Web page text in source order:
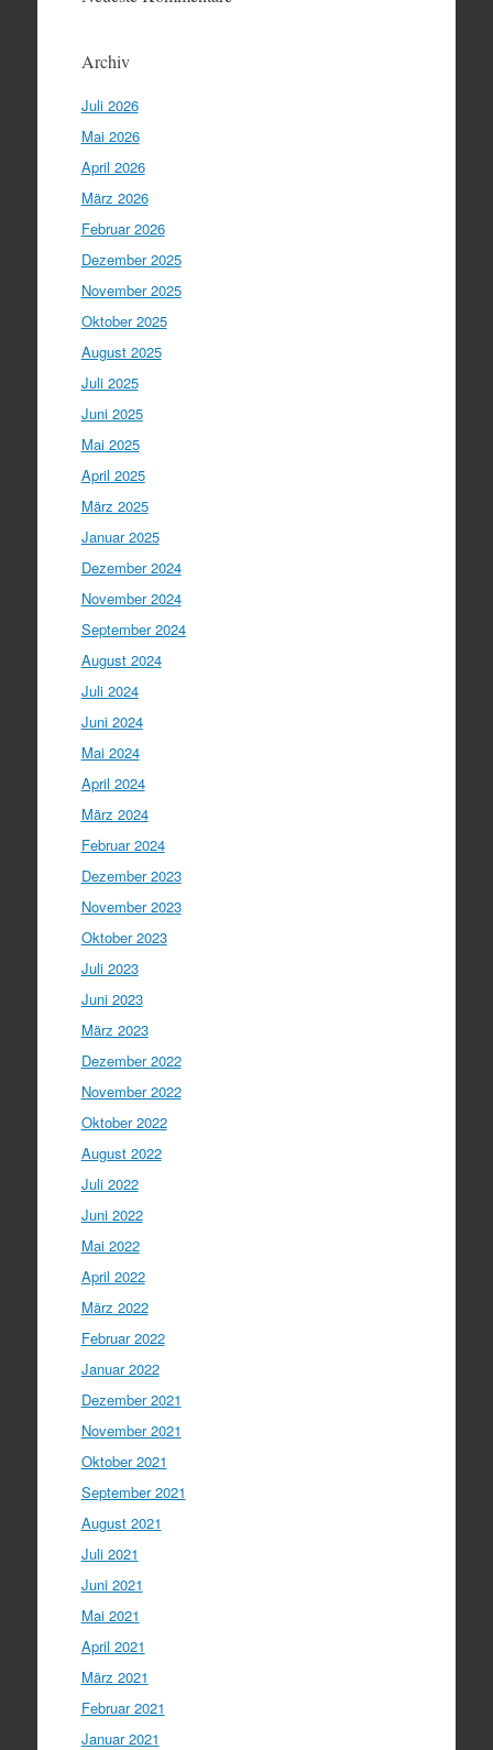
Archiv
Juli 2026
Mai 2026
April 2026
März 2026
Februar 2026
Dezember 2025
November 2025
Oktober 2025
August 2025
Juli 2025
Juni 2025
Mai 2025
April 2025
März 2025
Januar 2025
Dezember 2024
November 2024
September 2024
August 2024
Juli 2024
Juni 2024
Mai 2024
April 2024
März 2024
Februar 2024
Dezember 2023
November 2023
Oktober 2023
Juli 2023
Juni 2023
März 2023
Dezember 2022
November 2022
Oktober 2022
August 2022
Juli 2022
Juni 2022
Mai 2022
April 2022
März 2022
Februar 2022
Januar 2022
Dezember 2021
November 2021
Oktober 2021
September 2021
August 2021
Juli 2021
Juni 2021
Mai 2021
April 2021
März 2021
Februar 2021
Januar 2021